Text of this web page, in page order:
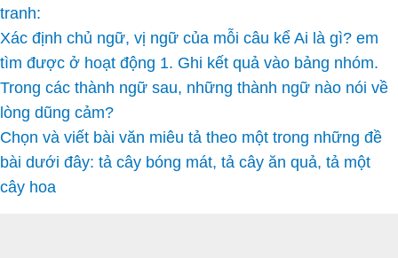
tranh:
Xác định chủ ngữ, vị ngữ của mỗi câu kể Ai là gì? em
tìm được ở hoạt động 1. Ghi kết quả vào bảng nhóm.
Trong các thành ngữ sau, những thành ngữ nào nói về
lòng dũng cảm?
Chọn và viết bài văn miêu tả theo một trong những đề
bài dưới đây: tả cây bóng mát, tả cây ăn quả, tả một
cây hoa